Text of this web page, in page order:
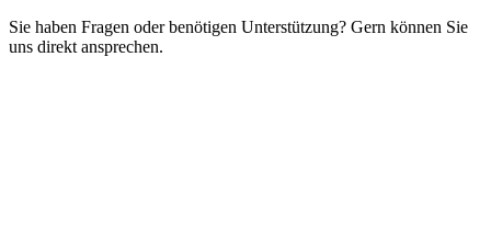
Sie haben Fragen oder benötigen Unterstützung? Gern können Sie
uns direkt ansprechen.